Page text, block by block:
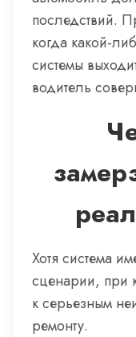
последствий.
когда какой-
системы
водитель
Хотя система
сценарии, при
к серьезным
ремонту.